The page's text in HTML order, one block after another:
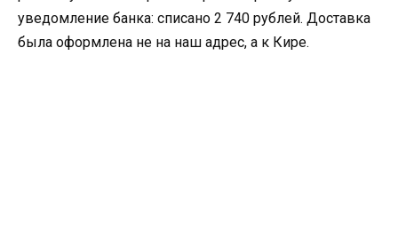
уведомление банка: списано 2 740 рублей. Доставка
была оформлена не на наш адрес, а к Кире.